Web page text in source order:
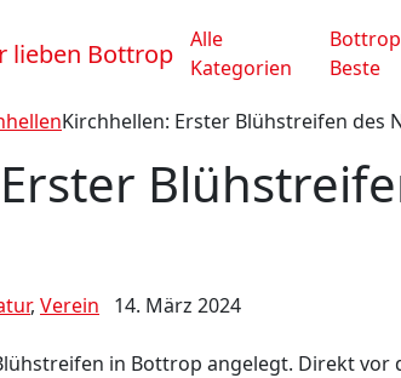
Alle
Kategorien
Beste
Kirchhellen: Erster Blühstreifen des
, Verein 14. März 2024
in Bottrop angelegt. Direkt vor